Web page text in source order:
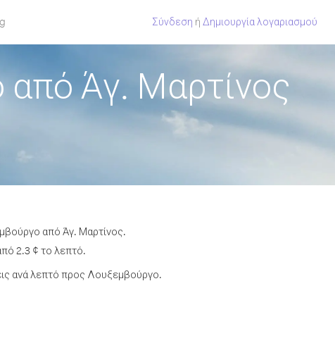
Σύνδεση ή Δημιουργία λογαριασμού
Άγ. Μαρτίνος
από Άγ. Μαρτίνος.
2.3 ¢ το λεπτό.
ανά λεπτό προς Λουξεμβούργο.